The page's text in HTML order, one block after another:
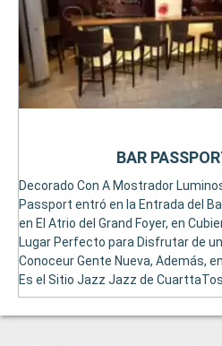
Decorado Con A Mostrador
Passport entró en la Entrada del
en El Atrio del Grand Foyer, en
Lugar Perfecto para Disfrutar de
Conoceur Gente Nueva, Además,
Es el Sitio Jazz Jazz de
BAR